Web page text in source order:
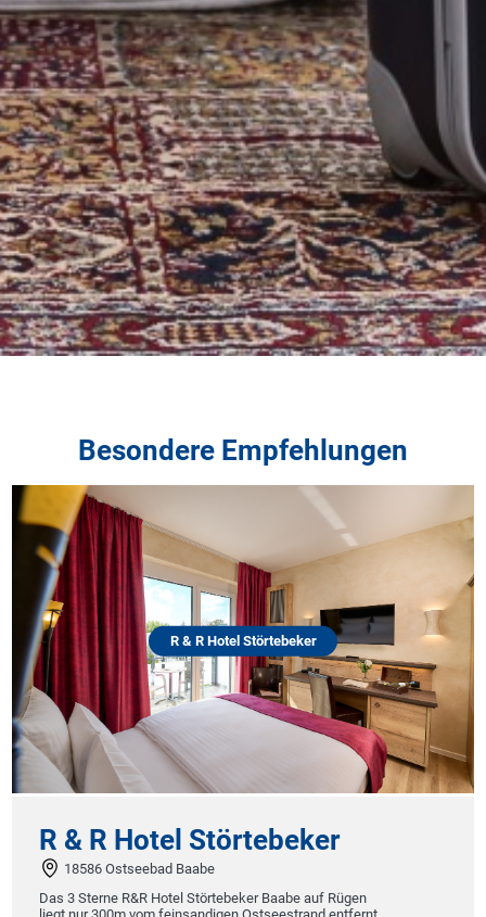
Besondere Empfehlungen
R & R Hotel Störtebeker
R & R Hotel Störtebeker
18586 Ostseebad Baabe
Das 3 Sterne R&R Hotel Störtebeker Baabe auf Rügen